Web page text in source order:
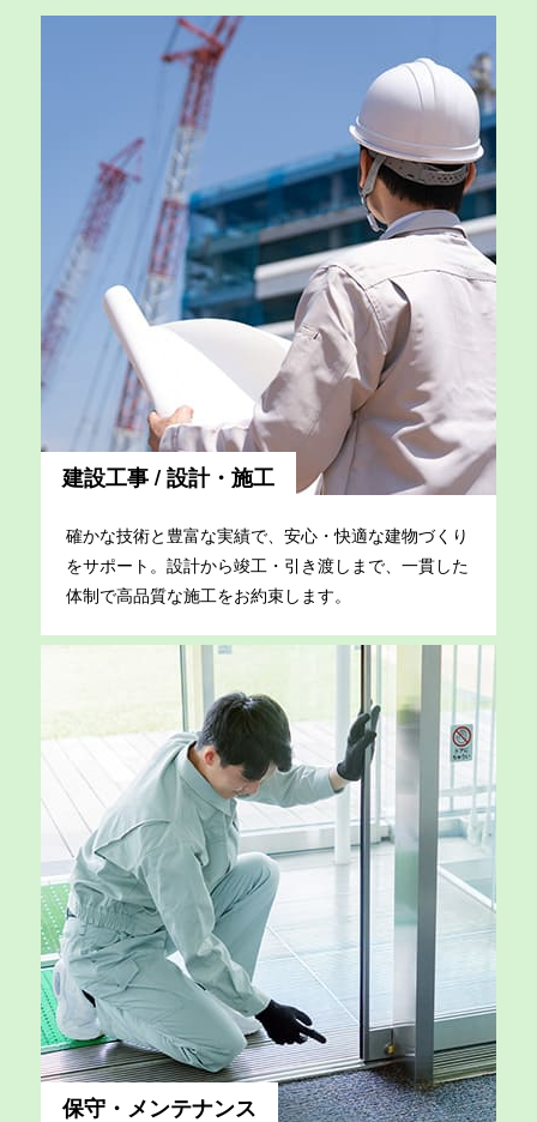
建設工事 / 設計・施工
確かな技術と豊富な実績で、安心・快適な建物づくり
をサポート。設計から竣工・引き渡しまで、一貫した
体制で高品質な施工をお約束します。
保守・メンテナンス